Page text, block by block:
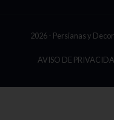
2026 - Persianas y
AVISO DE